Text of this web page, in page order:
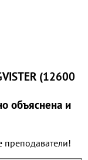
(12600
объяснена и
преподаватели!